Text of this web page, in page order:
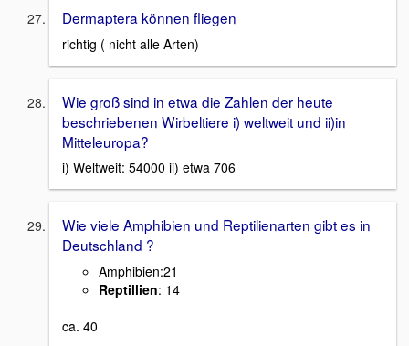
Dermaptera können fliegen
richtig ( nicht alle Arten)
Wie groß sind in etwa die Zahlen der heute
beschriebenen Wirbeltiere i) weltweit und ii)in
Mitteleuropa?
i) Weltweit: 54000 ii) etwa 706
Wie viele Amphibien und Reptilienarten gibt es in
Deutschland ?
Amphibien:21
Reptillien: 14
ca. 40